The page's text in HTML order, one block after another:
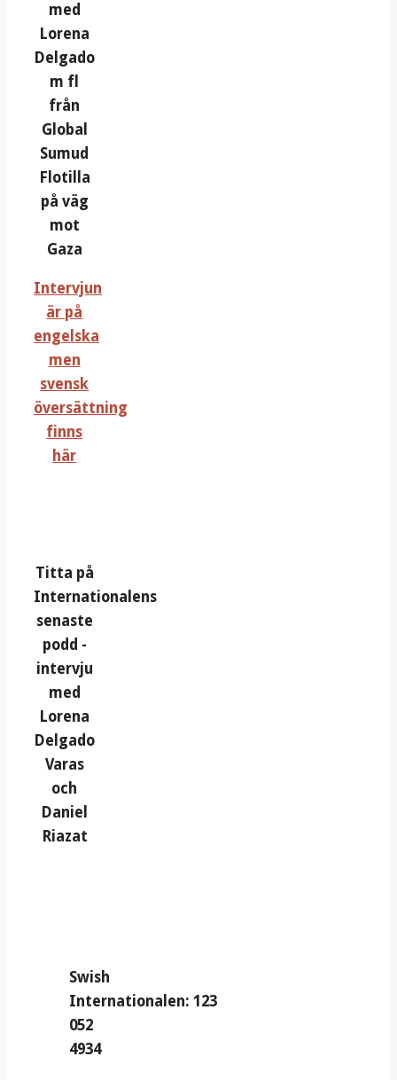
med
Lorena
Delgado
m fl
från
Global
Sumud
Flotilla
på väg
mot
Gaza
Intervjun
är på
engelska
men
svensk
översättning
finns
här
Titta på
Internationalens
senaste
podd -
intervju
med
Lorena
Delgado
Varas
och
Daniel
Riazat
Swish
Internationalen: 123
052
4934